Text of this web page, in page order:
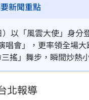
新聞重點
以「風雲大使」身分
唱會」，更率領全場
搖」舞步，瞬間炒熱
吳建豪坦言其實身體
今天可以這樣搖擺，所
北報導